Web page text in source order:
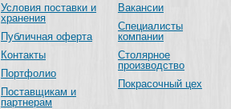
Условия поставки и
хранения
Публичная оферта
Контакты
Портфолио
Поставщикам и
партнерам
Вакансии
Специалисты
компании
Столярное
производство
Покрасочный цех